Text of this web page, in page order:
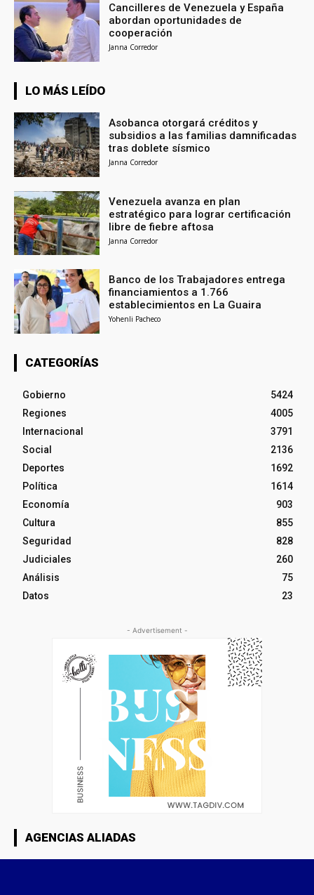
Cancilleres de Venezuela y España
abordan oportunidades de
cooperación
Janna Corredor
LO MÁS LEÍDO
Asobanca otorgará créditos y
subsidios a las familias damnificadas
tras doblete sísmico
Janna Corredor
Venezuela avanza en plan
estratégico para lograr certificación
libre de fiebre aftosa
Janna Corredor
Banco de los Trabajadores entrega
financiamientos a 1.766
establecimientos en La Guaira
Yohenli Pacheco
CATEGORÍAS
Gobierno
5424
Regiones
4005
Internacional
3791
Social
2136
Deportes
1692
Política
1614
Economía
903
Cultura
855
Seguridad
828
Judiciales
260
Análisis
75
Datos
23
- Advertisement -
AGENCIAS ALIADAS